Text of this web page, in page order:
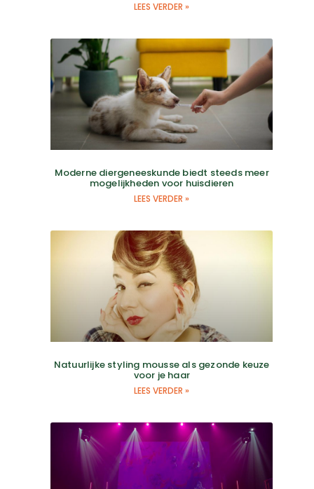
LEES VERDER »
Moderne diergeneeskunde biedt steeds meer
mogelijkheden voor huisdieren
LEES VERDER »
Natuurlijke styling mousse als gezonde keuze
voor je haar
LEES VERDER »